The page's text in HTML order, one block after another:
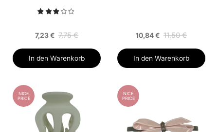
7,23 € 7,75 €
In den Warenkorb
10,84 € 11,50 €
In den Warenkorb
NICE
PRICE
NICE
PRICE